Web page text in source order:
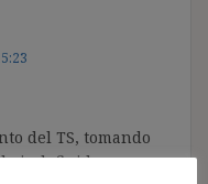
del TS, tomando
indefinidos no